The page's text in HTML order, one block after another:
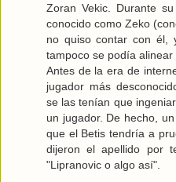
Zoran Vekic. Durante
conocido como Zeko
no quiso contar con él,
tampoco se podía alinear
Antes de la era de
jugador más
se las tenían que
un jugador. De hecho,
que el Betis tendría a
dijeron el apellido por
"Lipranovic o algo así".